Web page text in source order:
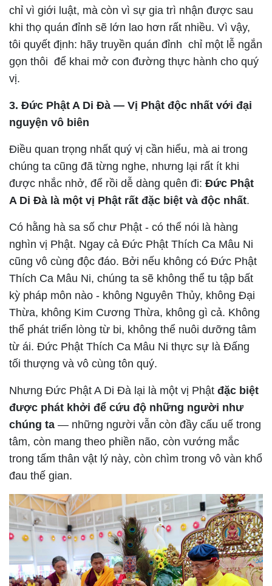
chỉ vì giới luật, mà còn vì sự gia trì nhận được sau
khi thọ quán đỉnh sẽ lớn lao hơn rất nhiều. Vì vậy,
tôi quyết định: hãy truyền quán đỉnh chỉ một lễ ngắn
gọn thôi để khai mở con đường thực hành cho quý
vị.
3. Đức Phật A Di Đà — Vị Phật độc nhất với đại
nguyện vô biên
Điều quan trọng nhất quý vị cần hiểu, mà ai trong
chúng ta cũng đã từng nghe, nhưng lại rất ít khi
được nhắc nhở, để rồi dễ dàng quên đi: Đức Phật
A Di Đà là một vị Phật rất đặc biệt và độc nhất.
Có hằng hà sa số chư Phật - có thể nói là hàng
nghìn vị Phật. Ngay cả Đức Phật Thích Ca Mâu Ni
cũng vô cùng độc đáo. Bởi nếu không có Đức Phật
Thích Ca Mâu Ni, chúng ta sẽ không thể tu tập bất
kỳ pháp môn nào - không Nguyên Thủy, không Đại
Thừa, không Kim Cương Thừa, không gì cả. Không
thể phát triển lòng từ bi, không thể nuôi dưỡng tâm
từ ái. Đức Phật Thích Ca Mâu Ni thực sự là Đấng
tối thượng và vô cùng tôn quý.
Nhưng Đức Phật A Di Đà lại là một vị Phật đặc biệt
được phát khởi để cứu độ những người như
chúng ta — những người vẫn còn đầy cấu uế trong
tâm, còn mang theo phiền não, còn vướng mắc
trong tấm thân vật lý này, còn chìm trong vô vàn khổ
đau thế gian.